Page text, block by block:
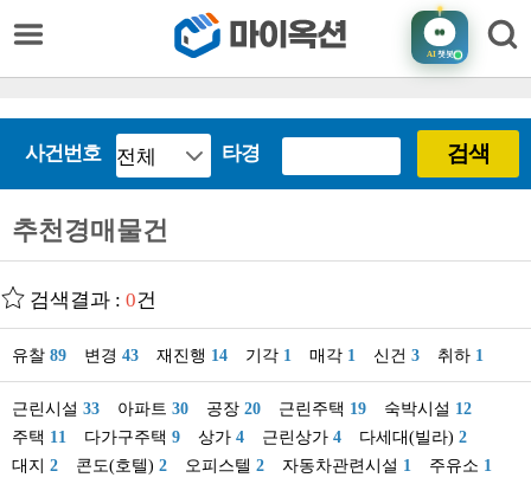
AI챗봇
사건번호 타경 검색
추천경매물건
검색결과 : 0건
유찰 89 변경 43 재진행 14 기각 1 매각 1 신건 3 취하 1
근린시설 33 아파트 30 공장 20 근린주택 19 숙박시설 12
주택 11 다가구주택 9 상가 4 근린상가 4 다세대(빌라) 2
대지 2 콘도(호텔) 2 오피스텔 2 자동차관련시설 1 주유소 1